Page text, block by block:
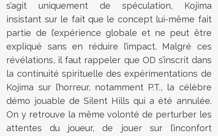
s’agit uniquement de spéculation, Kojima
insistant sur le fait que le concept lui-même fait
partie de l’expérience globale et ne peut être
expliqué sans en réduire l’impact. Malgré ces
révélations, il faut rappeler que OD s’inscrit dans
la continuité spirituelle des expérimentations de
Kojima sur l’horreur, notamment P.T., la célèbre
démo jouable de Silent Hills qui a été annulée.
On y retrouve la même volonté de perturber les
attentes du joueur, de jouer sur l’inconfort